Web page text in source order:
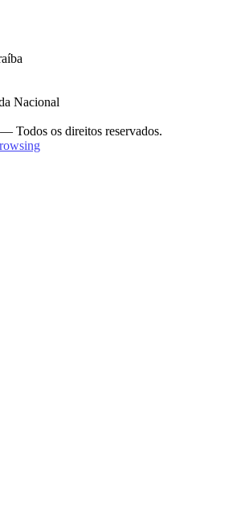
Nacional
Todos os direitos reservados.